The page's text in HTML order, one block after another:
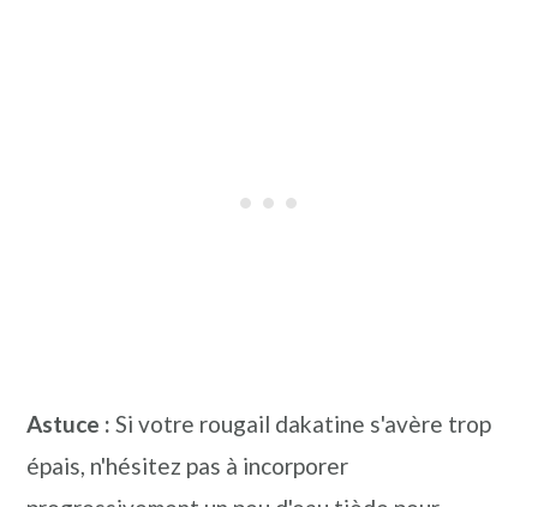
Astuce : Si votre rougail dakatine s'avère trop
épais, n'hésitez pas à incorporer